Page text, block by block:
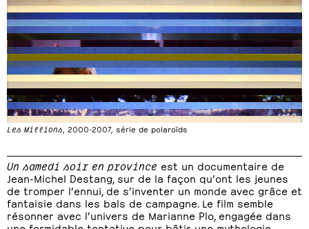
Un samedi soir en province est un documentaire de
Jean-Michel Destang, sur de la façon qu’ont les jeunes
de tromper l’ennui, de s’inventer un monde avec grâce et
fantaisie dans les bals de campagne. Le film semble
résonner avec l’univers de Marianne Plo, engagée dans
Les Millions , 2000-2007, série de polaroïds